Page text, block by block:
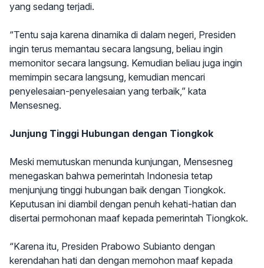
yang sedang terjadi.
“Tentu saja karena dinamika di dalam negeri, Presiden
ingin terus memantau secara langsung, beliau ingin
memonitor secara langsung. Kemudian beliau juga ingin
memimpin secara langsung, kemudian mencari
penyelesaian-penyelesaian yang terbaik,” kata
Mensesneg.
Junjung Tinggi Hubungan dengan Tiongkok
Meski memutuskan menunda kunjungan, Mensesneg
menegaskan bahwa pemerintah Indonesia tetap
menjunjung tinggi hubungan baik dengan Tiongkok.
Keputusan ini diambil dengan penuh kehati-hatian dan
disertai permohonan maaf kepada pemerintah Tiongkok.
“Karena itu, Presiden Prabowo Subianto dengan
kerendahan hati dan dengan memohon maaf kepada